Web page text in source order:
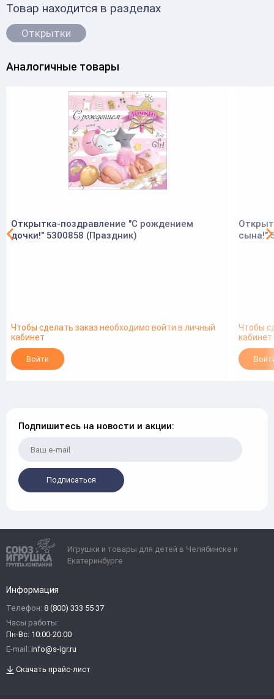
Товар находится в разделах
Открытки
Аналогичные товары
Открытка-поздравление "С рождением
дочки!" 5300858 (Праздник)
Чтобы сделать заказ необходимо войти в личный
кабинет
Войти
сына!"
Чтобы
кабинет
Подпишитесь на новости и акции:
Подписаться
Игрушки и товары для детей в Челябинске и
Екатеринбурге
Информация
Телефон: 8 (800) 333 55 37
Часы работы:
Пн-Вс: 10:00-20:00
E-mail: info@s-igr.ru
Скачать прайс-лист